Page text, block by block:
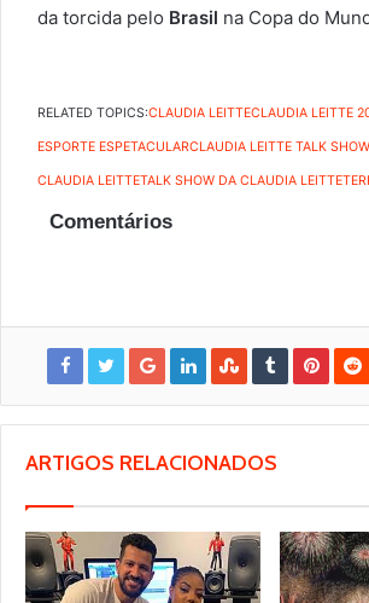
da torcida pelo Brasil na Copa do
RELATED TOPICS:CLAUDIA LEITTECLAUDIA LEITTE
ESPORTE ESPETACULARCLAUDIA LEITTE TALK SHOW
CLAUDIA LEITTETALK SHOW DA CLAUDIA LEITTE
Comentários
ARTIGOS RELACIONADOS